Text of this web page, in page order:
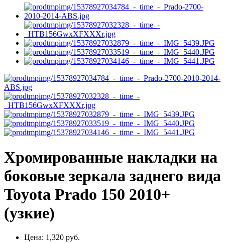
Хромированные накладки на
боковые зеркала заднего вида
Toyota Prado 150 2010+
(узкие)
Цена: 1,320 руб.